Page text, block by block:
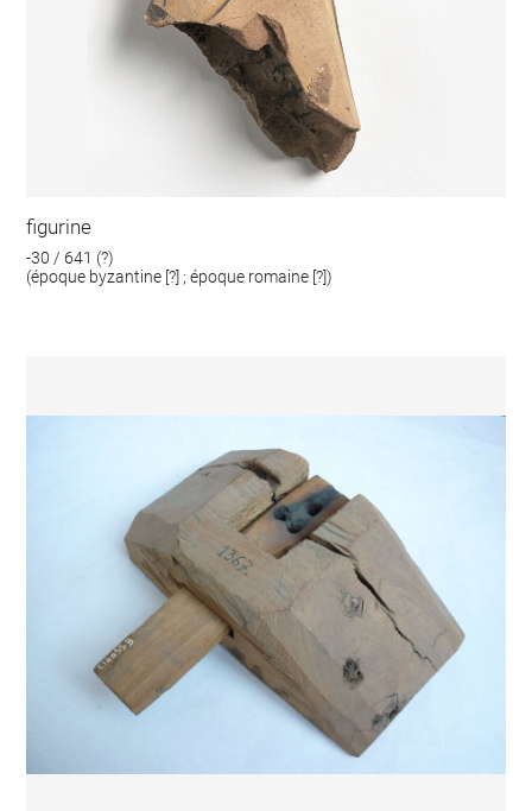
figurine
-30 / 641 (?)
(époque byzantine [?] ; époque romaine [?])